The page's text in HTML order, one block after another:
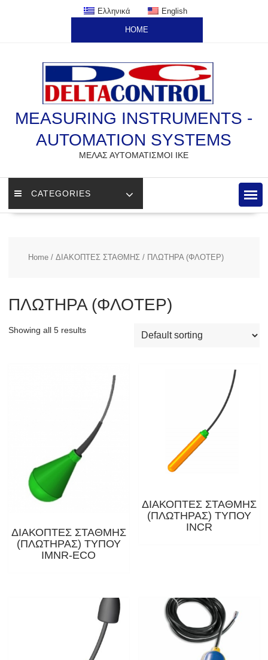
Ελληνικά English
HOME
MEASURING INSTRUMENTS -
AUTOMATION SYSTEMS
ΜΕΛΑΣ ΑΥΤΟΜΑΤΙΣΜΟΙ ΙΚΕ
CATEGORIES
Home/ ΔΙΑΚΟΠΤΕΣ ΣΤΑΘΜΗΣ/ ΠΛΩΤΗΡΑ (ΦΛΟΤΕΡ)
ΠΛΩΤΗΡΑ (ΦΛΟΤΕΡ)
Showing all 5 results
ΔΙΑΚΟΠΤΕΣ ΣΤΑΘΜΗΣ
(ΠΛΩΤΗΡΑΣ) ΤΥΠΟΥ
IMNR-ECO
ΔΙΑΚΟΠΤΕΣ ΣΤΑΘΜΗΣ
(ΠΛΩΤΗΡΑΣ) ΤΥΠΟΥ
INCR